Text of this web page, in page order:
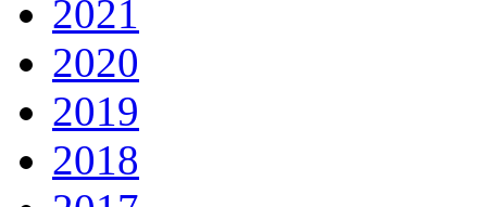
2021
2020
2019
2018